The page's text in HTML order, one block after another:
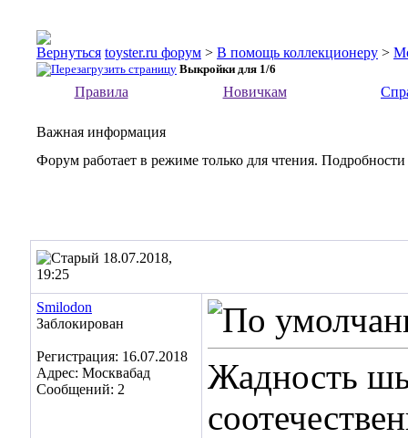
toyster.ru форум > В помощь коллекционеру >
Выкройки для 1/6
Правила Новичкам
Важная информация
Форум работает в режиме только для чтения.
18.07.2018,
19:25
Smilodon
Заблокирован
Регистрация: 16.07.2018
Адрес: Москвабад
Сообщений: 2
Жадность